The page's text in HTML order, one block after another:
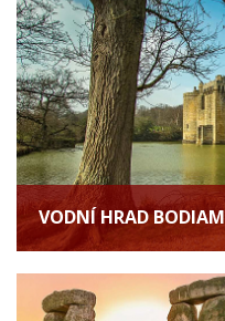
VODNÍ HRAD BODIAM